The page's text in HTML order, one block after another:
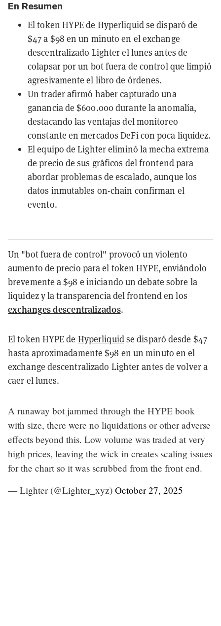
En Resumen
El token HYPE de Hyperliquid se disparó de
$47 a $98 en un minuto en el exchange
descentralizado Lighter el lunes antes de
colapsar por un bot fuera de control que limpió
agresivamente el libro de órdenes.
Un trader afirmó haber capturado una
ganancia de $600.000 durante la anomalía,
destacando las ventajas del monitoreo
constante en mercados DeFi con poca liquidez.
El equipo de Lighter eliminó la mecha extrema
de precio de sus gráficos del frontend para
abordar problemas de escalado, aunque los
datos inmutables on-chain confirman el
evento.
Un "bot fuera de control" provocó un violento
aumento de precio para el token HYPE, enviándolo
brevemente a $98 e iniciando un debate sobre la
liquidez y la transparencia del frontend en los
exchanges descentralizados.
El token HYPE de Hyperliquidse disparó desde $47
hasta aproximadamente $98 en un minuto en el
exchange descentralizado Lighter antes de volver a
caer el lunes.
A runaway bot jammed through the HYPE book
with size, there were no liquidations or other adverse
effects beyond this. Low volume was traded at very
high prices, leaving the wick in creates scaling issues
for the chart so it was scrubbed from the front end.
— Lighter (@Lighter_xyz) October 27, 2025